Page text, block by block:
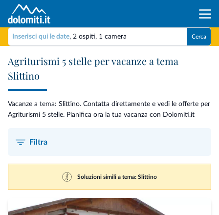
Inserisci qui le date, 2 ospiti, 1 camera Cerca
Agriturismi 5 stelle per vacanze a tema
Slittino
Vacanze a tema: Slittino. Contatta direttamente e vedi le offerte per
Agriturismi 5 stelle. Pianifica ora la tua vacanza con Dolomiti.it
Filtra
Soluzioni simili a tema: Slittino